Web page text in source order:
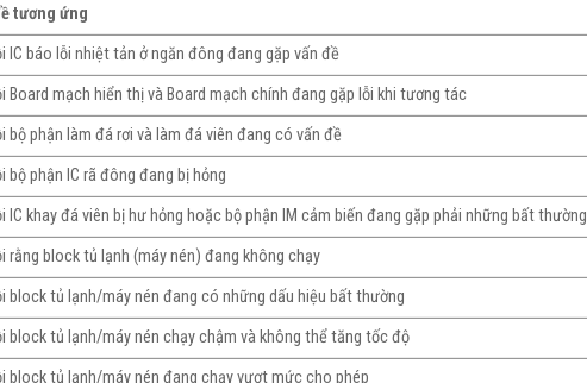
tương ứng
IC báo lỗi nhiệt tản ở ngăn đông đang gặp vấn đề
Board mạch hiển thị và Board mạch chính đang gặp lỗi khi tương tác
bộ phận làm đá rơi và làm đá viên đang có vấn đề
bộ phận IC rã đông đang bị hỏng
IC khay đá viên bị hư hỏng hoặc bộ phận IM cảm biến đang gặp phải những bất thường
rằng block tủ lạnh (máy nén) đang không chạy
block tủ lạnh/máy nén đang có những dấu hiệu bất thường
block tủ lạnh/máy nén chạy chậm và không thể tăng tốc độ
block tủ lạnh/máy nén đang chạy vượt mức cho phép